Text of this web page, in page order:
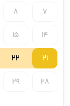
7
8
14
15
21
22
28
29